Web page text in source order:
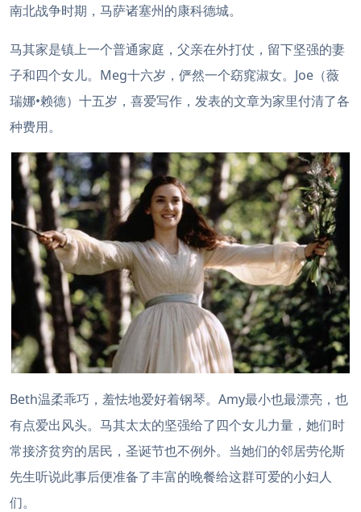
南北战争时期，马萨诸塞州的康科德城。
马其家是镇上一个普通家庭，父亲在外打仗，留下坚强的妻
子和四个女儿。Meg十六岁，俨然一个窈窕淑女。Joe（薇
瑞娜•赖德）十五岁，喜爱写作，发表的文章为家里付清了各
种费用。
Beth温柔乖巧，羞怯地爱好着钢琴。Amy最小也最漂亮，也
有点爱出风头。马其太太的坚强给了四个女儿力量，她们时
常接济贫穷的居民，圣诞节也不例外。当她们的邻居劳伦斯
先生听说此事后便准备了丰富的晚餐给这群可爱的小妇人
们。